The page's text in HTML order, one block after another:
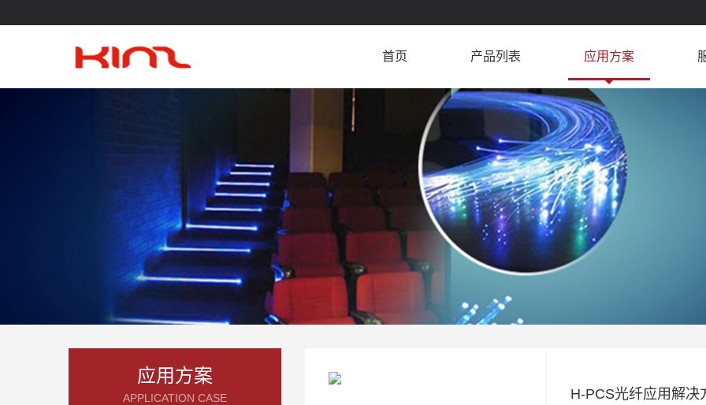
首页 产品列表 应用方案
应用方案
APPLICATION CASE H-PCS光纤应用解决